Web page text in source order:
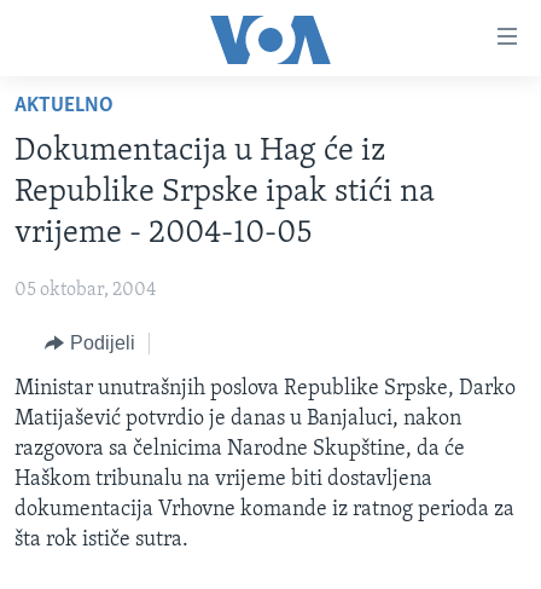
glavni
sadržaj
Pređi
na
glavnu
Idi
pretragu
TV PROGRAM
FOTOGRAFIJE DANA
VIJESTI
SJEDINJENE AMERIČKE DRŽAVE
BOSNA I HERCEGOVINA
SVIJET
NAUKA I TEHNOLOGIJA
SPECIJALNI PROJEKTI
KORUPCIJA
SLOBODA MEDIJA
ŽENSKA STRANA
IZBJEGLIČKA STRANA
AKTUELNO
Dokumentacija u Hag će iz
Republike Srpske ipak stići na
vrijeme - 2004-10-05
05 oktobar, 2004
Podijeli
Ministar unutrašnjih poslova Republike Srpske, Darko
Matijašević potvrdio je danas u Banjaluci, nakon
razgovora sa čelnicima Narodne Skupštine, da će
Haškom tribunalu na vrijeme biti dostavljena
dokumentacija Vrhovne komande iz ratnog perioda za
šta rok ističe sutra.